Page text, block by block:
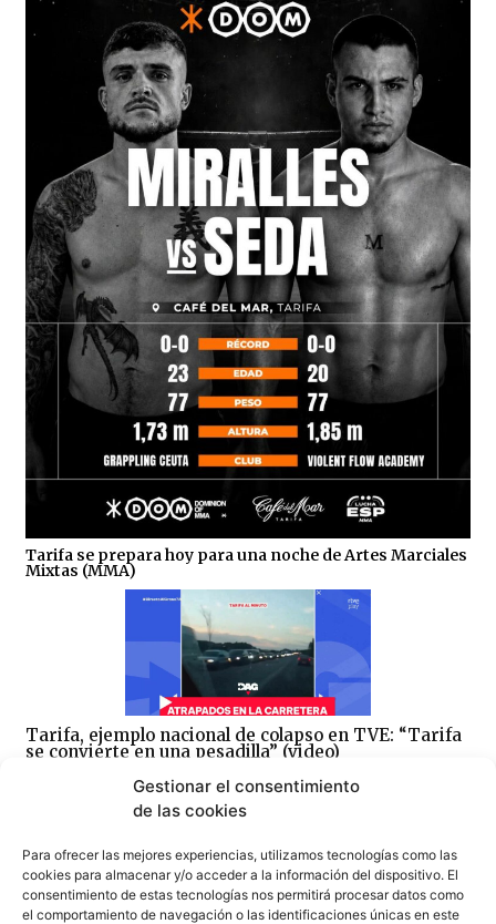
Gestionar el consentimiento
de las cookies
Para ofrecer las mejores experiencias, utilizamos tecnologías como las
cookies para almacenar y/o acceder a la información del dispositivo. El
consentimiento de estas tecnologías nos permitirá procesar datos como
el comportamiento de navegación o las identificaciones únicas en este
Tarifa se prepara hoy para una noche de Artes Marciales
Mixtas (MMA)
Tarifa, ejemplo nacional de colapso en TVE: “Tarifa
se convierte en una pesadilla” (video)